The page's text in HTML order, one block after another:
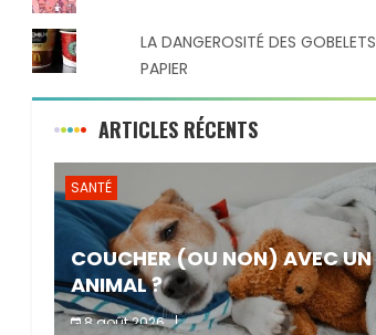
LA DANGEROSITÉ DES
PAPIER
ARTICLES RÉCENTS
SANTÉ
COUCHER (OU NON) AVEC UN
ANIMAL ?
8 août 2026